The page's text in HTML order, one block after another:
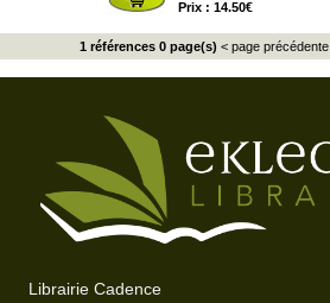
Prix : 14.50€
1 références 0 page(s) < page précédente
Librairie Cadence